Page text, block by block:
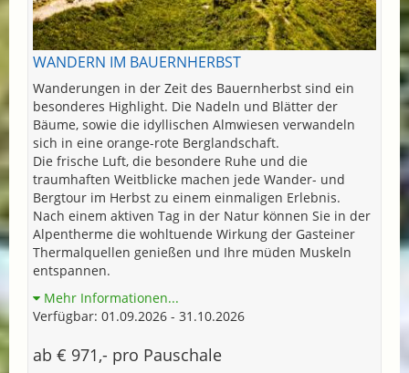
WANDERN IM BAUERNHERBST
Wanderungen in der Zeit des Bauernherbst sind ein
besonderes Highlight. Die Nadeln und Blätter der
Bäume, sowie die idyllischen Almwiesen verwandeln
sich in eine orange-rote Berglandschaft.
Die frische Luft, die besondere Ruhe und die
traumhaften Weitblicke machen jede Wander- und
Bergtour im Herbst zu einem einmaligen Erlebnis.
Nach einem aktiven Tag in der Natur können Sie in der
Alpentherme die wohltuende Wirkung der Gasteiner
Thermalquellen genießen und Ihre müden Muskeln
entspannen.
Mehr Informationen...
Verfügbar: 01.09.2026 - 31.10.2026
ab € 971,- pro Pauschale